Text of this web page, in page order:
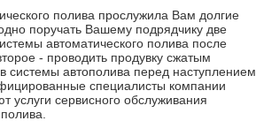
полива прослужила Вам долгие
поручать Вашему подрядчику две
автоматического полива после
- проводить продувку сжатым
системы автополива перед наступлением
специалисты компании
услуги сервисного обслуживания